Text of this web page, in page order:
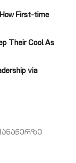
First-time
Their Cool As
via